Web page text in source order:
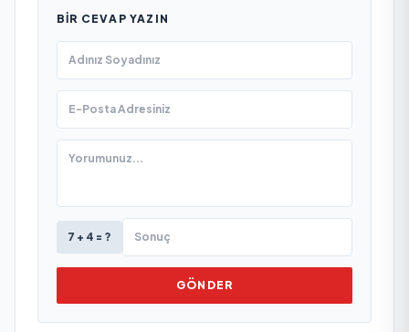
BIR CEVAP YAZIN
7 + 4 = ?
GÖNDER